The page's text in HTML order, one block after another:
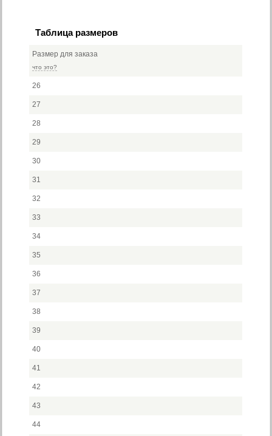
Таблица размеров
Размер для заказа
что это?
26
27
28
29
30
31
32
33
34
35
36
37
38
39
40
41
42
43
44